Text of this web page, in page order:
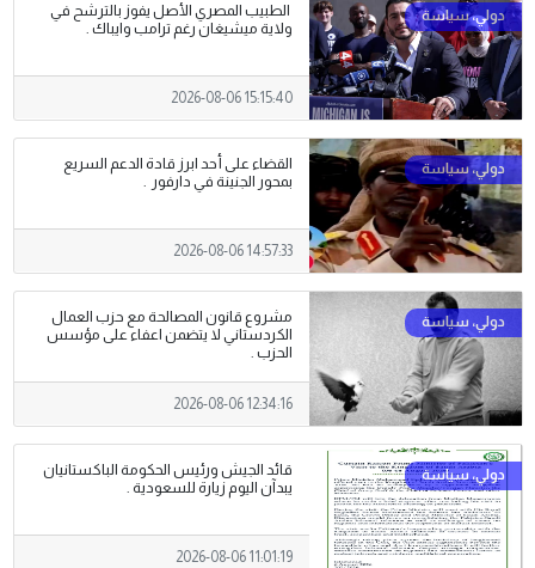
الطبيب المصري الأصل يفوز بالترشح في
ولاية ميشيغان رغم ترامب وايباك .
2026-08-06 15:15:40
القضاء على أحد ابرز قادة الدعم السريع
بمحور الجنينة في دارفور .
2026-08-06 14:57:33
مشروع قانون المصالحة مع حزب العمال
الكردستاني لا يتضمن اعفاء على مؤسس
الحزب .
2026-08-06 12:34:16
قائد الجيش ورئيس الحكومة الباكستانيان
يبدآن اليوم زيارة للسعودية .
2026-08-06 11:01:19